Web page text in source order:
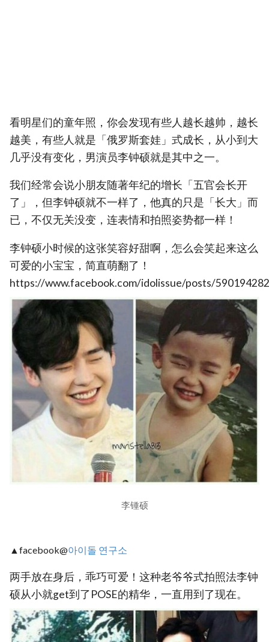
看明星们的童年照，你会发现有些人越长越帅，越长
越美，有些人就是「俄罗斯套娃」式成长，从小到大
几乎没有变化，男演员李钟硕就是其中之一。
我们经常会说小朋友随著年纪的增长「五官会长开
了」，但李钟硕就不一样了，他真的只是「长大」而
已，不仅无关没变，连表情和拍照姿势都一样！
李钟硕小时候的这张笑容好甜啊，怎么会笑起来这么
可爱的小宝宝，简直萌翻了！
https://www.facebook.com/idolissue/posts/
李锺硕
▲facebook@아이돌 연구소
两手放在身后，乖巧可爱！这种老爷爷式拍照法李钟
硕从小就get到了POSE的精华，一直用到了现在。